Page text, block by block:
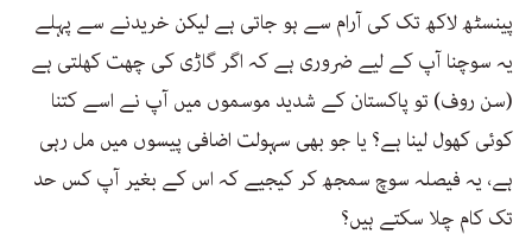
پینسٹھ لاکھ تک کی آرام سے ہو جاتی ہے لیکن خریدنے سے پہلے
یہ سوچنا آپ کے لیے ضروری ہے کہ اگر گاڑی کی چھت کھلتی ہے
(سن روف) تو پاکستان کے شدید موسموں میں آپ نے اسے کتنا
کوئی کھول لینا ہے؟ یا جو بھی سہولت اضافی پیسوں میں مل رہی
ہے، یہ فیصلہ سوچ سمجھ کر کیجیے کہ اس کے بغیر آپ کس حد
تک کام چلا سکتے ہیں؟